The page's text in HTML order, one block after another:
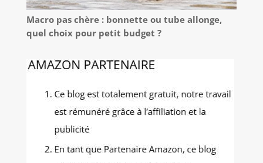
Macro pas chère : bonnette ou tube allonge,
quel choix pour petit budget ?